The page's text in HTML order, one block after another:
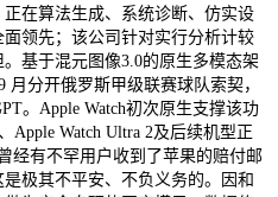
在算法生成、系统诊断、仿实设
领先；该公司针对实行分析计较
基于混元图像3.0的原生多模态架
分开俄罗斯甲级联赛球队索契，
。Apple Watch初次原生支撑该功
Watch Ultra 2及后续机型正
经有不罕用户收到了苹果的赔付邮
极其不平安、不负义务的。因和